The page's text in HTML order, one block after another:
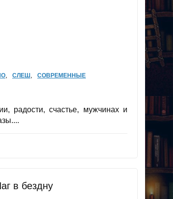
, СЛЕШ,СОВРЕМЕННЫЕ
радости, счастье, мужчинах и
в бездну